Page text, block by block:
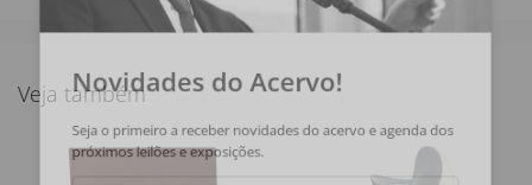
Veja também
Novidades do Acervo!
Seja o primeiro a receber novidades do acervo e agenda dos
próximos leilões e exposições.